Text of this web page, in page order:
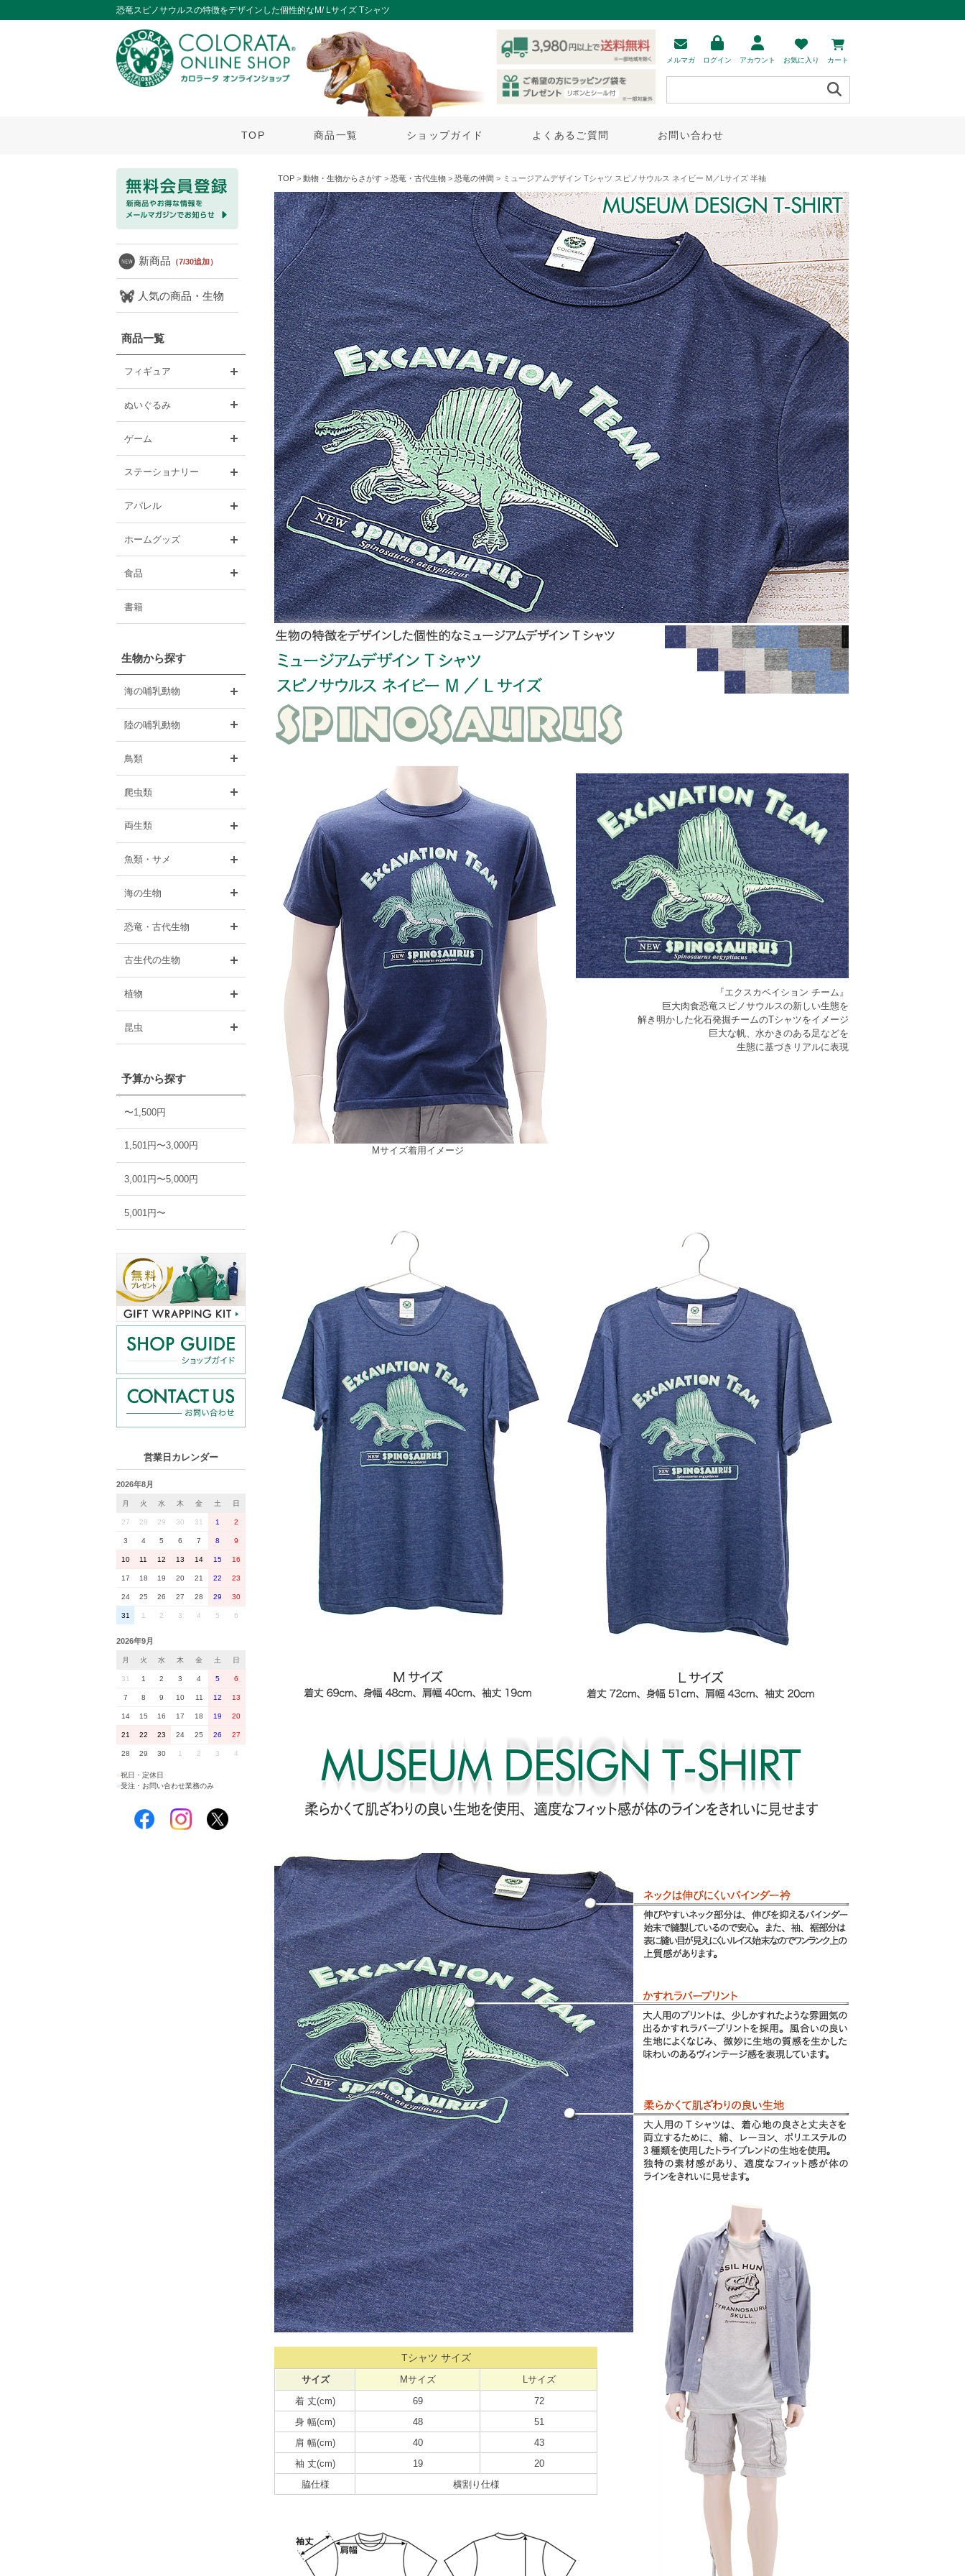
恐竜スピノサウルスの特徴をデザインした個性的なM/ Lサイズ Tシャツ
メルマガ ログイン アカウント お気に入り カート
TOP 商品一覧 ショップガイド よくあるご質問 お問い合わせ
新商品 （7/30追加）
人気の商品・生物
商品一覧
フィギュア
ぬいぐるみ
ゲーム
ステーショナリー
アパレル
ホームグッズ
食品
書籍
生物から探す
海の哺乳動物
陸の哺乳動物
鳥類
爬虫類
両生類
魚類・サメ
海の生物
恐竜・古代生物
古生代の生物
植物
昆虫
予算から探す
〜1,500円
1,501円〜3,000円
3,001円〜5,000円
5,001円〜
営業日カレンダー
2026年8月
月 火 水 木 金 土 日
27 28 29 30 31 1 2
3 4 5 6 7 8 9
10 11 12 13 14 15 16
17 18 19 20 21 22 23
24 25 26 27 28 29 30
31 1 2 3 4 5 6
2026年9月
月 火 水 木 金 土 日
31 1 2 3 4 5 6
7 8 9 10 11 12 13
14 15 16 17 18 19 20
21 22 23 24 25 26 27
28 29 30 1 2 3 4
祝日・定休日
■受注・お問い合わせ業務のみ
TOP > 動物・生物からさがす > 恐竜・古代生物 > 恐竜の仲間 > ミュージアムデザイン Tシャツ スピノサウルス ネイビー M／Lサイズ 半袖
『エクスカベイション チーム』
巨大肉食恐竜スピノサウルスの新しい生態を
解き明かした化石発掘チームのTシャツをイメージ
巨大な帆、水かきのある足などを
生態に基づきリアルに表現
Mサイズ着用イメージ
Tシャツ サイズ
サイズ Mサイズ
Lサイズ
着 丈(cm)
69
72
身 幅(cm)
48
51
肩 幅(cm)
40
43
袖 丈(cm)
19
20
脇仕様
横割り仕様